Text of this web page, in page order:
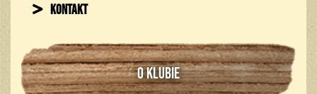
Kontakt
O KLUBIE